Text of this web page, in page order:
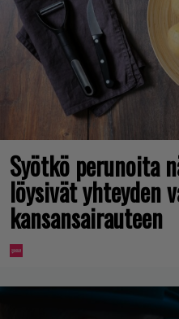
Syötkö perunoita
löysivät yhteyden
kansansairauteen